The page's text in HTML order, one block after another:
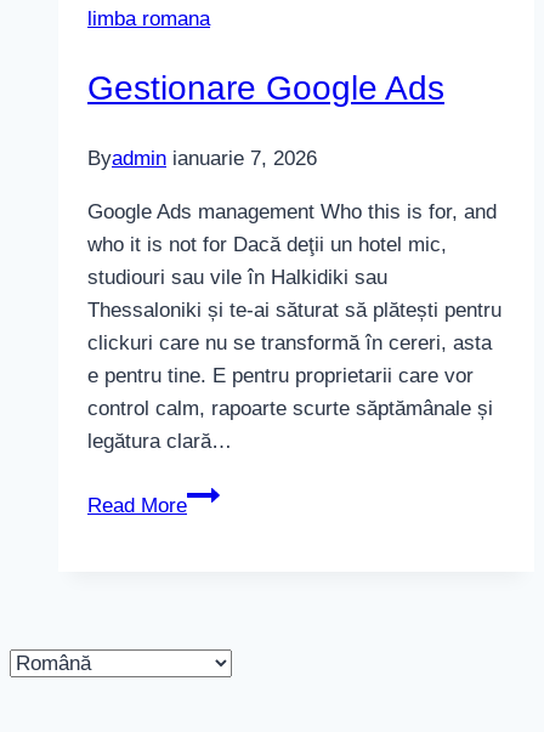
limba romana
Gestionare Google Ads
Byadmin ianuarie 7, 2026
Google Ads management Who this is for, and
who it is not for Dacă deţii un hotel mic,
studiouri sau vile în Halkidiki sau
Thessaloniki și te-ai săturat să plătești pentru
clickuri care nu se transformă în cereri, asta
e pentru tine. E pentru proprietarii care vor
control calm, rapoarte scurte săptămânale și
legătura clară…
Read More
Gestionare
Alege